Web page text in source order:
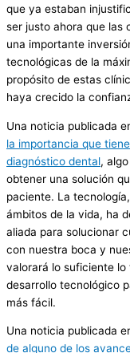
que ya estaban
ser justo ahora que las
una importante
tecnológicas de la
propósito de estas
haya crecido la
Una noticia publicada
la importancia que
diagnóstico dental,
obtener una solución
paciente. La
ámbitos de la vida, ha
aliada para solucionar
con nuestra boca y
valorará lo suficiente
desarrollo tecnológico
más fácil.
Una noticia publicada
de alguno de los